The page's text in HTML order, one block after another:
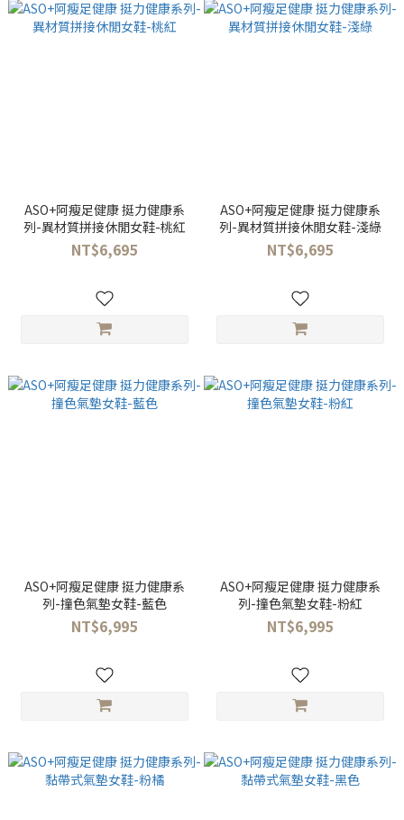
ASO+阿瘦足健康 挺力健康系
列-異材質拼接休閒女鞋-桃紅
NT$6,695
ASO+阿瘦足健康 挺力健康系
列-異材質拼接休閒女鞋-淺綠
NT$6,695
ASO+阿瘦足健康 挺力健康系
列-撞色氣墊女鞋-藍色
NT$6,995
ASO+阿瘦足健康 挺力健康系
列-撞色氣墊女鞋-粉紅
NT$6,995